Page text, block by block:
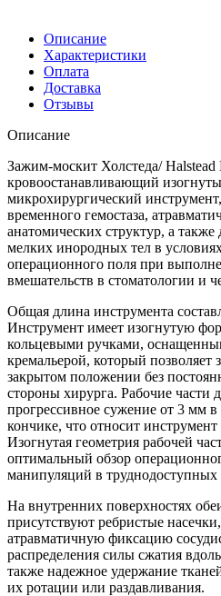
Описание
Характеристики
Оплата
Доставка
Отзывы
Описание
Зажим-москит Холстеда/ Halstead
кровоостанавливающий
микрохирургический
временного гемостаза,
анатомических структур, а также
мелких инородных тел в
операционного поля при
вмешательств в стоматологии и
Общая длина инструмента
Инструмент имеет изогнутую
кольцевыми ручками,
кремальерой, который позволяет
закрытом положении без
стороны хирурга. Рабочие
прогрессивное сужение от 3 мм
кончике, что относит
Изогнутая геометрия рабочей
оптимальный обзор
манипуляций в труднодоступных
На внутренних поверхностях
присутствуют ребристые
атравматичную фиксацию
распределения силы сжатия
также надежное удержание
их ротации или раздавливания.